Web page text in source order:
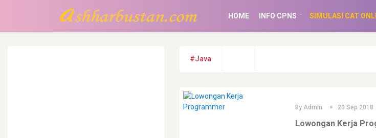
HOME(CURRENT)
INFO CPNS SIMULASI CAT
#Java
By Admin 20 Sep 2018
Lowongan Kerja